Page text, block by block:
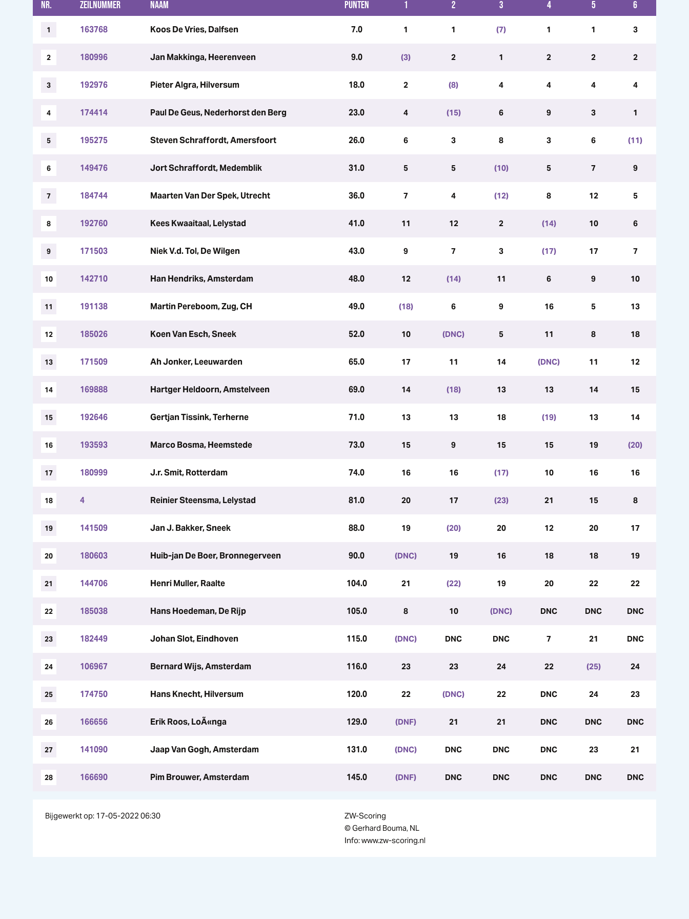
NR. ZEILNUMMER NAAM PUNTEN 1 2 3 4 5 6
1 163768 Koos De Vries, Dalfsen 7.0 1 1 (7) 1 1 3
2 180996 Jan Makkinga, Heerenveen 9.0 (3) 2 1 2 2 2
3 192976 Pieter Algra, Hilversum 18.0 2 (8) 4 4 4 4
4 174414 Paul De Geus, Nederhorst den Berg 23.0 4 (15) 6 9 3 1
5 195275 Steven Schraffordt, Amersfoort 26.0 6 3 8 3 6 (11)
6 149476 Jort Schraffordt, Medemblik 31.0 5 5 (10) 5 7 9
7 184744 Maarten Van Der Spek, Utrecht 36.0 7 4 (12) 8 12 5
8 192760 Kees Kwaaitaal, Lelystad 41.0 11 12 2 (14) 10 6
9 171503 Niek V.d. Tol, De Wilgen 43.0 9 7 3 (17) 17 7
10 142710 Han Hendriks, Amsterdam 48.0 12 (14) 11 6 9 10
11 191138 Martin Pereboom, Zug, CH 49.0 (18) 6 9 16 5 13
12 185026 Koen Van Esch, Sneek 52.0 10 (DNC) 5 11 8 18
13 171509 Ah Jonker, Leeuwarden 65.0 17 11 14 (DNC) 11 12
14 169888 Hartger Heldoorn, Amstelveen 69.0 14 (18) 13 13 14 15
15 192646 Gertjan Tissink, Terherne 71.0 13 13 18 (19) 13 14
16 193593 Marco Bosma, Heemstede 73.0 15 9 15 15 19 (20)
17 180999 J.r. Smit, Rotterdam 74.0 16 16 (17) 10 16 16
18 4 Reinier Steensma, Lelystad 81.0 20 17 (23) 21 15 8
19 141509 Jan J. Bakker, Sneek 88.0 19 (20) 20 12 20 17
20 180603 Huib-jan De Boer, Bronnegerveen 90.0 (DNC) 19 16 18 18 19
21 144706 Henri Muller, Raalte 104.0 21 (22) 19 20 22 22
22 185038 Hans Hoedeman, De Rijp 105.0 8 10 (DNC) DNC DNC DNC
23 182449 Johan Slot, Eindhoven 115.0 (DNC) DNC DNC 7 21 DNC
24 106967 Bernard Wijs, Amsterdam 116.0 23 23 24 22 (25) 24
25 174750 Hans Knecht, Hilversum 120.0 22 (DNC) 22 DNC 24 23
26 166656 Erik Roos, LoÃ«nga 129.0 (DNF) 21 21 DNC DNC DNC
27 141090 Jaap Van Gogh, Amsterdam 131.0 (DNC) DNC DNC DNC 23 21
28 166690 Pim Brouwer, Amsterdam 145.0 (DNF) DNC DNC DNC DNC DNC
Bijgewerkt op: 17-05-2022 06:30
ZW-Scoring
© Gerhard Bouma, NL
Info: www.zw-scoring.nl